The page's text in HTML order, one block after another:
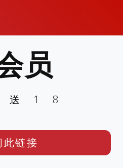
员
送18
此链接